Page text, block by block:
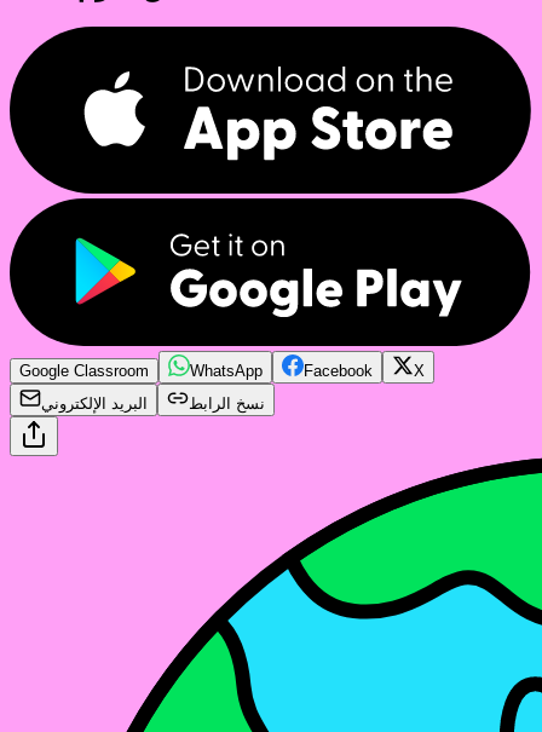
Google Classroom WhatsApp Facebook
X
البريد الإلكتروني
نسخ الرابط